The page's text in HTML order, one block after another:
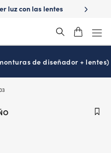
luz con las lentes
¿Es
de diseñador + lentes)